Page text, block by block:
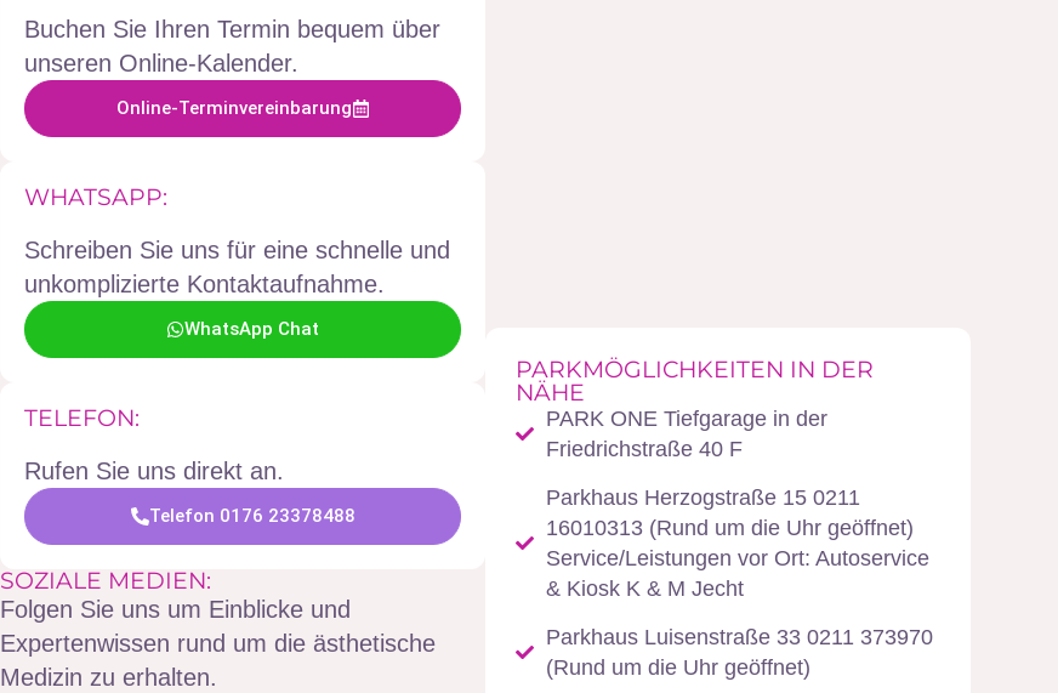
Buchen Sie Ihren Termin bequem über
unseren Online-Kalender.
Online-Terminvereinbarung
WHATSAPP:
Schreiben Sie uns für eine schnelle und
unkomplizierte Kontaktaufnahme.
WhatsApp Chat
TELEFON:
Rufen Sie uns direkt an.
Telefon 0176 23378488
SOZIALE MEDIEN:
Folgen Sie uns um Einblicke und
Expertenwissen rund um die ästhetische
Medizin zu erhalten.
PARKMÖGLICHKEITEN IN DER
NÄHE
PARK ONE Tiefgarage in der
Friedrichstraße 40 F
Parkhaus Herzogstraße 15 0211
16010313 (Rund um die Uhr geöffnet)
Service/Leistungen vor Ort: Autoservice
& Kiosk K & M Jecht
Parkhaus Luisenstraße 33 0211 373970
(Rund um die Uhr geöffnet)